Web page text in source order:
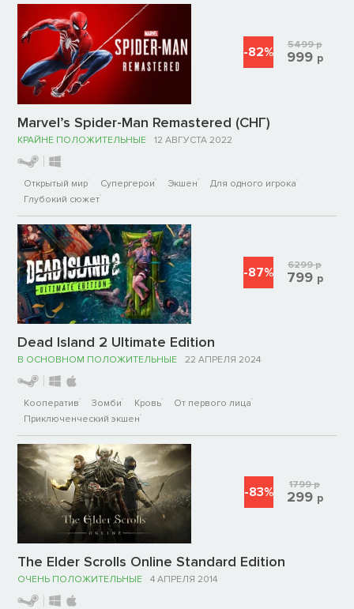
Marvel’s Spider-Man Remastered (СНГ)
КРАЙНЕ ПОЛОЖИТЕЛЬНЫЕ 12 АВГУСТА 2022
Открытый мир Супергерои Экшен
Для одного игрока
Глубокий сюжет
-82% 5499р
999 р
Dead Island 2 Ultimate Edition
В ОСНОВНОМ ПОЛОЖИТЕЛЬНЫЕ 22 АПРЕЛЯ 2024
Кооператив Зомби Кровь
От первого лица
Приключенческий экшен
-87% 6299р
799 р
The Elder Scrolls Online Standard Edition
ОЧЕНЬ ПОЛОЖИТЕЛЬНЫЕ 4 АПРЕЛЯ 2014
-83% 1799р
299 р